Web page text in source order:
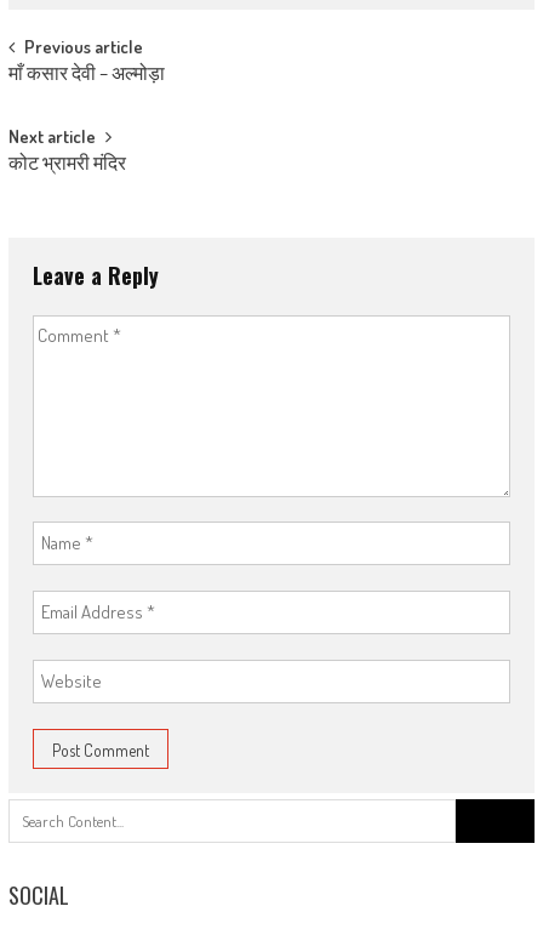
Post navigation
Previous article
माँ कसार देवी – अल्मोड़ा
Next article
कोट भ्रामरी मंदिर
Leave a Reply
for:
SOCIAL